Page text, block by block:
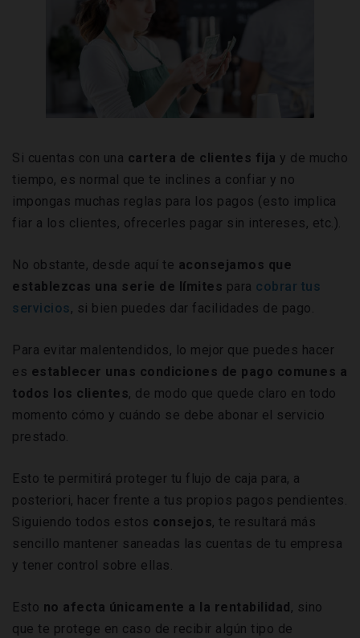
Si cuentas con una cartera de clientes fija y de mucho
tiempo, es normal que te inclines a confiar y no
impongas muchas reglas para los pagos (esto implica
fiar a los clientes, ofrecerles pagar sin intereses, etc.).
No obstante, desde aquí te aconsejamos que
establezcas una serie de límites para cobrar tus
servicios, si bien puedes dar facilidades de pago.
Para evitar malentendidos, lo mejor que puedes hacer
es establecer unas condiciones de pago comunes a
todos los clientes, de modo que quede claro en todo
momento cómo y cuándo se debe abonar el servicio
prestado.
Esto te permitirá proteger tu flujo de caja para, a
posteriori, hacer frente a tus propios pagos pendientes.
Siguiendo todos estos consejos, te resultará más
sencillo mantener saneadas las cuentas de tu empresa
y tener control sobre ellas.
Esto no afecta únicamente a la rentabilidad , sino
que te protege en caso de recibir algún tipo de